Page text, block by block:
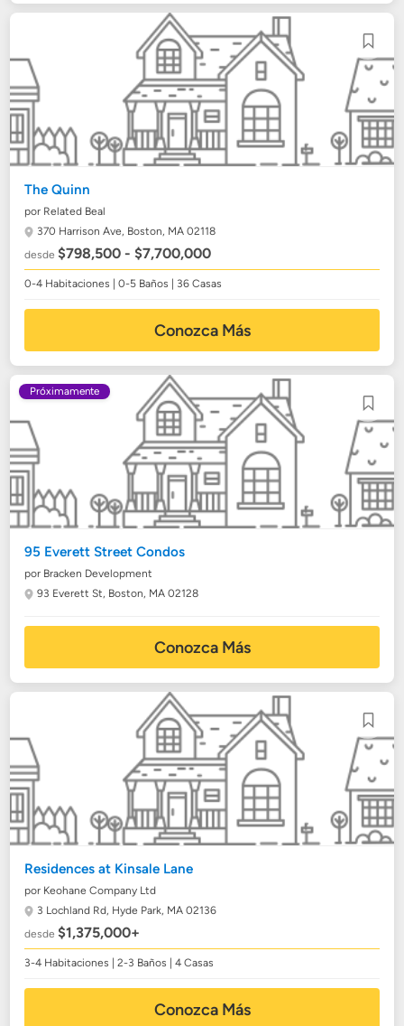
The Quinn
por Related Beal
370 Harrison Ave, Boston, MA 02118
desde$798,500 - $7,700,000
0-4 Habitaciones | 0-5 Baños | 36 Casas
Conozca Más
Próximamente
95 Everett Street Condos
por Bracken Development
93 Everett St, Boston, MA 02128
Conozca Más
Residences at Kinsale Lane
por Keohane Company Ltd
3 Lochland Rd, Hyde Park, MA 02136
desde$1,375,000+
3-4 Habitaciones | 2-3 Baños | 4 Casas
Conozca Más